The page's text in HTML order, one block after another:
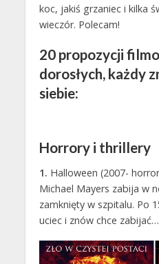
koc, jakiś grzaniec i kilka
wieczór. Polecam!
20 propozycji
dorosłych, każdy
siebie:
Horrory i thrillery
1. Halloween (2007-
Michael Mayers zabija w
zamknięty w szpitalu. Po
uciec i znów chce zabijać…